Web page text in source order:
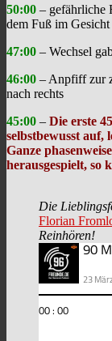
50:00 – gefährliche
dem Fuß im
47:00 – Wechsel
46:00 – Anpfiff zur
nach rechts
45:00 – Die erste
selbstbewusst
Ganze
herausgespielt, so
Die
Florian
Reinhören!